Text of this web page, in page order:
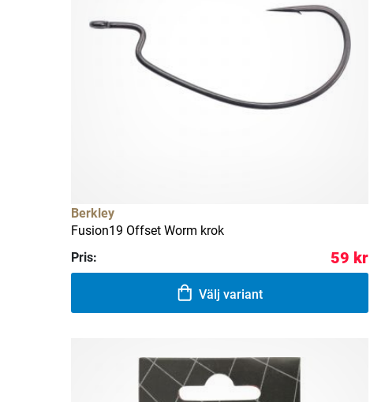
Berkley
Fusion19 Offset Worm krok
Pris:
59 kr
Välj variant